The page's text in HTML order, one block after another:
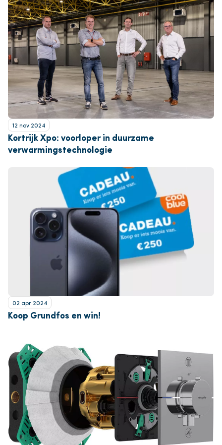
12 nov 2024
Kortrijk Xpo: voorloper in duurzame
verwarmingstechnologie
02 apr 2024
Koop Grundfos en win!